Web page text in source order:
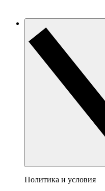
Политика и условия